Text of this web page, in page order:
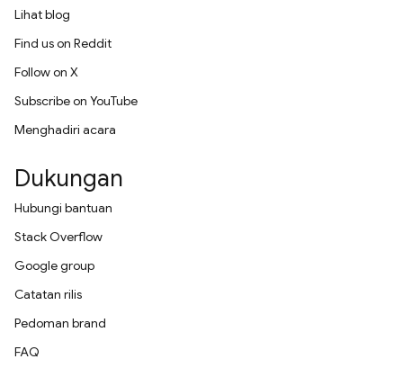
Lihat blog
Find us on Reddit
Follow on X
Subscribe on YouTube
Menghadiri acara
Dukungan
Hubungi bantuan
Stack Overflow
Google group
Catatan rilis
Pedoman brand
FAQ